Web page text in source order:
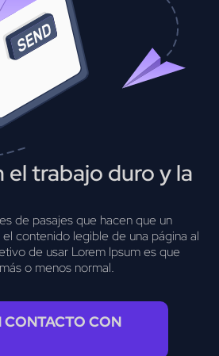
el trabajo duro y la
de pasajes que hacen que un
contenido legible de una página al
de usar Lorem Ipsum es que
o menos normal.
CONTACTO CON